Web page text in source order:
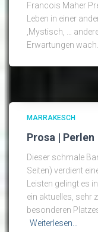
Francois Maher
Leben in einer
‚Mystisch, …
Erwartungen
MARRAKESCH
Prosa |
Dieser schmale
Seiten) verdient
Leisten gelingt es
ein aktuelles, sehr
besonderen
Weiterlesen…